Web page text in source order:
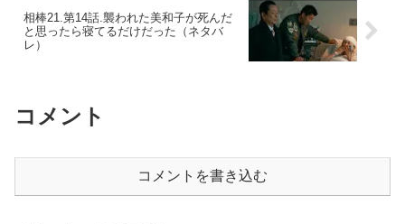
相棒21.第14話.襲われた美和子が死んだ
と思ったら寝てるだけだった（ネタバ
レ）
コメント
コメントを書き込む